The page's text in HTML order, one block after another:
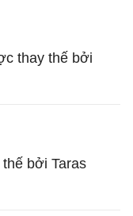
thay thế bởi
bởi Taras